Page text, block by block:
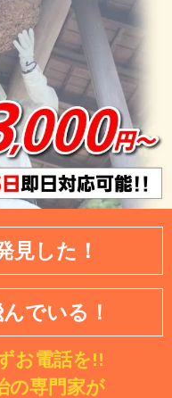
見した！
でいる！
お電話を!!
の専門家が